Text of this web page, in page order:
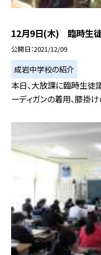
12月9日(木) 臨時生
公開日 2021/12/09
成岩中学校の紹介
本日、大放課に臨時生徒
ーディガンの着用、膝掛